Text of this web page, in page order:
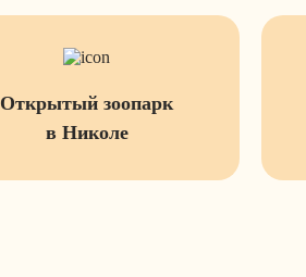
Открытый зоопарк
в Николе